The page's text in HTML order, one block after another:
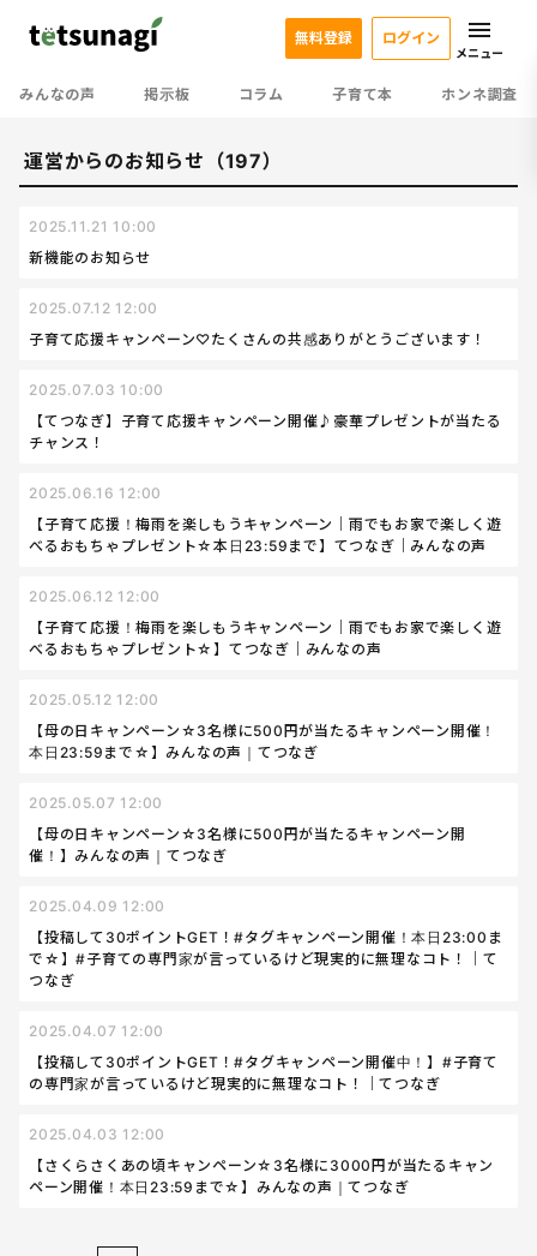
みんなの声 掲示板 コラム 子育て本 ホンネ調査
無料登録 ログイン
メニュー
運営からのお知らせ（197）
2025.11.21 10:00
新機能のお知らせ
2025.07.12 12:00
子育て応援キャンペーン♡たくさんの共感ありがとうございます！
2025.07.03 10:00
【てつなぎ】子育て応援キャンペーン開催♪豪華プレゼントが当たる
チャンス！
2025.06.16 12:00
【子育て応援！梅雨を楽しもうキャンペーン｜雨でもお家で楽しく遊
べるおもちゃプレゼント☆本日23:59まで】てつなぎ｜みんなの声
2025.06.12 12:00
【子育て応援！梅雨を楽しもうキャンペーン｜雨でもお家で楽しく遊
べるおもちゃプレゼント☆】てつなぎ｜みんなの声
2025.05.12 12:00
【母の日キャンペーン☆3名様に500円が当たるキャンペーン開催！
本日23:59まで☆】みんなの声｜てつなぎ
2025.05.07 12:00
【母の日キャンペーン☆3名様に500円が当たるキャンペーン開
催！】みんなの声｜てつなぎ
2025.04.09 12:00
【投稿して30ポイントGET！#タグキャンペーン開催！本日23:00ま
で☆】#子育ての専門家が言っているけど現実的に無理なコト！｜て
つなぎ
2025.04.07 12:00
【投稿して30ポイントGET！#タグキャンペーン開催中！】#子育て
の専門家が言っているけど現実的に無理なコト！｜てつなぎ
2025.04.03 12:00
【さくらさくあの頃キャンペーン☆3名様に3000円が当たるキャン
ペーン開催！本日23:59まで☆】みんなの声｜てつなぎ